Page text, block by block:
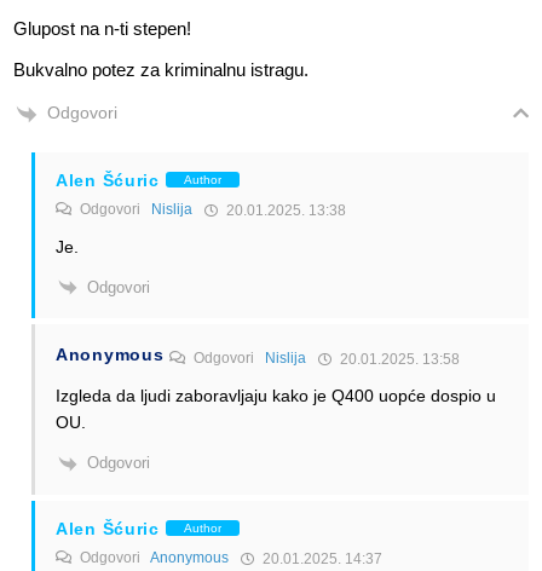
Glupost na n-ti stepen!
Bukvalno potez za kriminalnu istragu.
Odgovori
Alen Šćuric Author
Odgovori Nislija 20.01.2025. 13:38
Je.
Odgovori
Anonymous Odgovori Nislija 20.01.2025. 13:58
Izgleda da ljudi zaboravljaju kako je Q400 uopće dospio u
OU.
Odgovori
Alen Šćuric Author
Odgovori Anonymous 20.01.2025. 14:37